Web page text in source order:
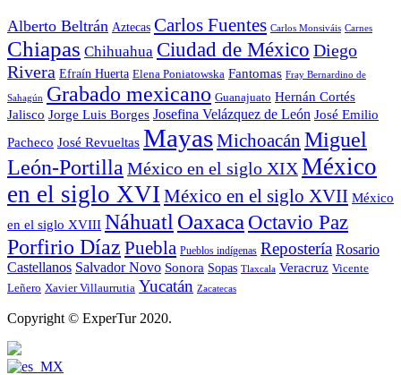
Alberto Beltrán Aztecas Carlos Fuentes Carlos Monsiváis Carnes
Chiapas Chihuahua Ciudad de México Diego
Rivera Efraín Huerta Elena Poniatowska Fantomas Fray Bernardino de
Sahagún Grabado mexicano Guanajuato Hernán Cortés
Jalisco Jorge Luis Borges Josefina Velázquez de León José Emilio
Pacheco José Revueltas MayasMichoacán Miguel
León-Portilla México en el siglo XIXMéxico
en el siglo XVI México en el siglo XVII México
en el siglo XVIII Náhuatl Oaxaca Octavio Paz
Porfirio Díaz Puebla Pueblos indígenas Repostería Rosario
Castellanos Salvador Novo Sonora Sopas Tlaxcala Veracruz Vicente
Leñero Xavier Villaurrutia Yucatán Zacatecas
Copyright © ExperTur 2020.